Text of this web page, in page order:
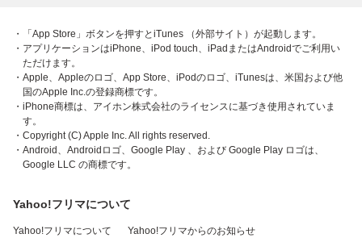
・「App Store」ボタンを押すとiTunes （外部サイト）が起動します。
・アプリケーションはiPhone、iPod touch、iPadまたはAndroidでご利用い
ただけます。
・Apple、Appleのロゴ、App Store、iPodのロゴ、iTunesは、米国および他
国のApple Inc.の登録商標です。
・iPhone商標は、アイホン株式会社のライセンスに基づき使用されていま
す。
・Copyright (C) Apple Inc. All rights reserved.
・Android、Androidロゴ、Google Play 、および Google Play ロゴは、
Google LLC の商標です。
Yahoo!フリマについて
Yahoo!フリマについて Yahoo!フリマからのお知らせ